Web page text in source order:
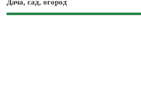
Дача, сад, огород